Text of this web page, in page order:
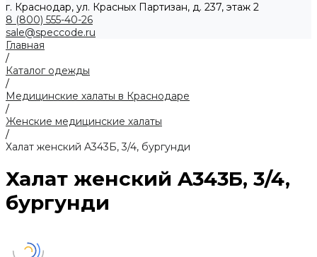
г. Краснодар, ул. Красных Партизан, д. 237, этаж 2
8 (800) 555-40-26
sale@speccode.ru
Главная
/
Каталог одежды
/
Медицинские халаты в Краснодаре
/
Женские медицинские халаты
/
Халат женский A343Б, 3/4, бургунди
Халат женский A343Б, 3/4,
бургунди